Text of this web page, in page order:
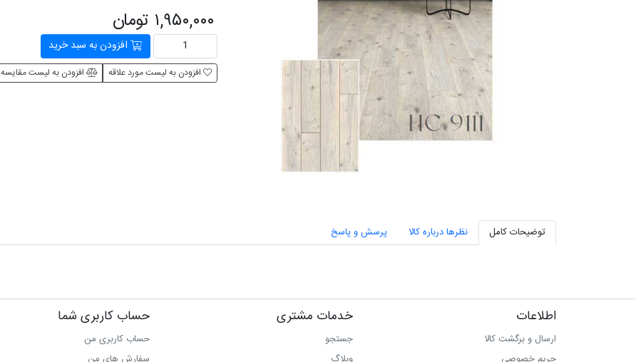
۱,۹۵۰,۰۰۰ تومان
افزودن به سبد خرید
افزودن به لیست مورد علاقه افزودن به لیست مقایسه
توضیحات کامل نظرها درباره کالا پرسش و پاسخ
اطلاعات
ارسال و برگشت کالا
خدمات مشتری
جستجو
حساب کاربری شما
حساب کاربری من